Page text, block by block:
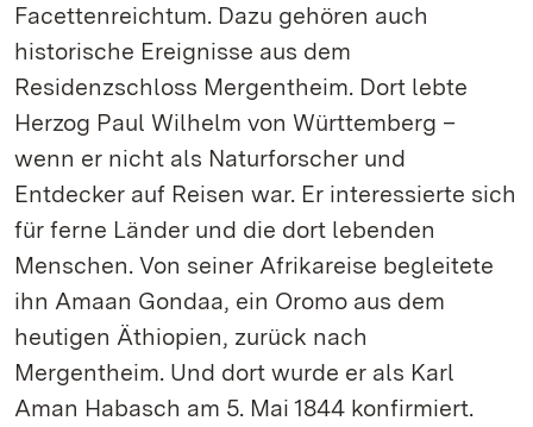
Facettenreichtum. Dazu gehören auch
historische Ereignisse aus dem
Residenzschloss Mergentheim. Dort lebte
Herzog Paul Wilhelm von Württemberg –
wenn er nicht als Naturforscher und
Entdecker auf Reisen war. Er interessierte sich
für ferne Länder und die dort lebenden
Menschen. Von seiner Afrikareise begleitete
ihn Amaan Gondaa, ein Oromo aus dem
heutigen Äthiopien, zurück nach
Mergentheim. Und dort wurde er als Karl
Aman Habasch am 5. Mai 1844 konfirmiert.